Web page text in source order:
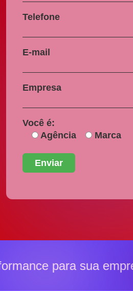
Telefone
E-mail
Empresa
Você é:
Agência
Marca
para sua